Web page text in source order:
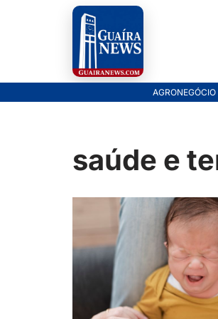
AGRONEGÓCIO
saúde e